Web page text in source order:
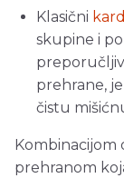
Klasični
skupine i
prehrane,
čistu
Kombinacijom
prehranom